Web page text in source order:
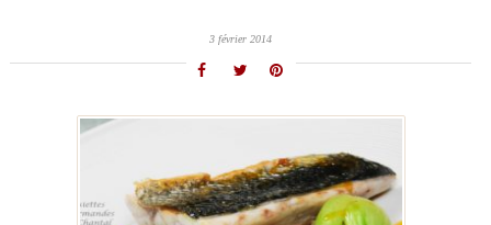
3 février 2014